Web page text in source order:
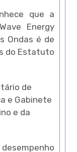
que a
Energy
Ondas é de
do Estatuto
de
e Gabinete
e da
desempenho